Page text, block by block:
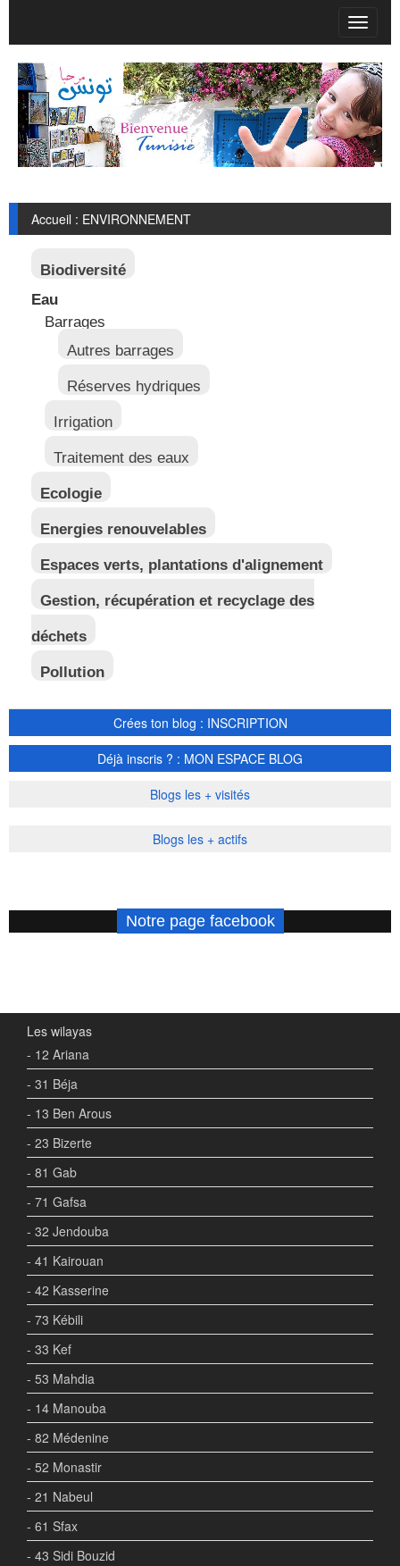
T
o
g
g
l
e
n
a
v
g
t
Accueil : ENVIRONNEMENT
Biodiversité
Eau
Barrages
Autres barrages
Réserves hydriques
Irrigation
Traitement des eaux
Ecologie
Energies renouvelables
Espaces verts, plantations d'alignement
Gestion, récupération et recyclage des
déchets
Pollution
Crées ton blog : INSCRIPTION
Déjà inscris ? : MON ESPACE BLOG
Blogs les + visités
Blogs les + actifs
Notre page facebook
Les wilayas
- 12 Ariana
- 31 Béja
- 13 Ben Arous
- 23 Bizerte
- 81 Gab
- 71 Gafsa
- 32 Jendouba
- 41 Kairouan
- 42 Kasserine
- 73 Kébili
- 33 Kef
- 53 Mahdia
- 14 Manouba
- 82 Médenine
- 52 Monastir
- 21 Nabeul
- 61 Sfax
- 43 Sidi Bouzid